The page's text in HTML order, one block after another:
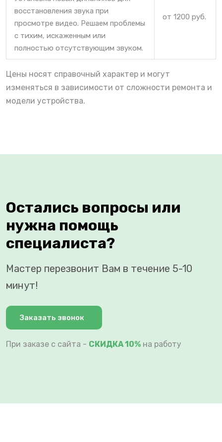
восстановления звука при
просмотре видео. Решаем проблемы
с тихим, искаженным или
полностью отсутствующим звуком.
от 1200 руб.
Цены носят справочный характер и могут
изменяться в зависимости от сложности ремонта и
модели устройства.
Остались вопросы или
нужна помощь
специалиста?
Мастер перезвонит Вам в течение 5-10
минут!
Заказать звонок
При заказе с сайта - СКИДКА 10% на работу